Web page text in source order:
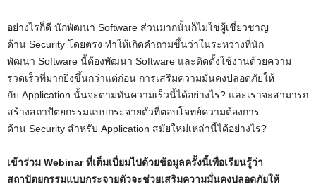
อย่างไรก็ดี นักพัฒนา Software ส่วนมากนั้นก็ไม่ใช่ผู้เชี่ยวชาญ
ด้าน Security โดยตรง ทำให้เกิดคำถามขึ้นว่าในระหว่างที่นัก
พัฒนา Software นี้ต้องพัฒนา Software และติดตั้งใช้งานด้วยความ
รวดเร็วที่มากยิ่งขึ้นกว่าแต่ก่อน การเสริมความมั่นคงปลอดภัยให้
กับ Application นั้นจะตามทันความเร็วนี้ได้อย่างไร? และเราจะสามารถ
สร้างสถาปัตยกรรมแบบกระจายตัวที่ตอบโจทย์ความต้องการ
ด้าน Security สำหรับ Application สมัยใหม่เหล่านี้ได้อย่างไร?
เข้าร่วม Webinar ที่เต็มเปี่ยมไปด้วยข้อมูลครั้งนี้เพื่อเรียนรู้ว่า
สถาปัตยกรรมแบบกระจายตัวจะช่วยเสริมความมั่นคงปลอดภัยให้